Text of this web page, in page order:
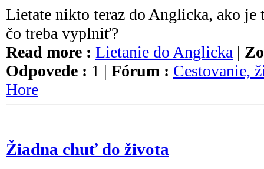
Lietate nikto teraz do Anglicka, ako
čo treba vyplniť?
Read more : Lietanie do Anglicka |
Odpovede : 1 | Fórum : Cestovanie,
Hore
Žiadna chuť do života